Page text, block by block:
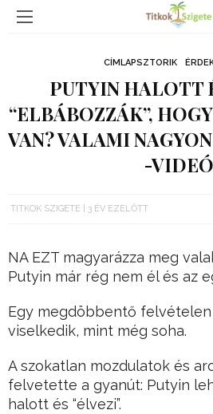
CÍMLAPSZTORIK
PUTYIN HALOTT
“ELBÁBOZZÁK”,
VAN? VALAMI
-VIDEÓ
TITKOK SZIGETE 3 ÉV EZELŐTT
NA EZT magyarázza meg
Putyin már rég nem él és az
Egy megdöbbentő
viselkedik, mint még soha.
A szokatlan mozdulatok és
felvetette a gyanút: Putyin
halott és “élvezi”.